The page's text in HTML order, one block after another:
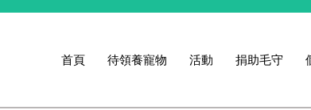
首頁 待領養寵物 活動 捐助毛守